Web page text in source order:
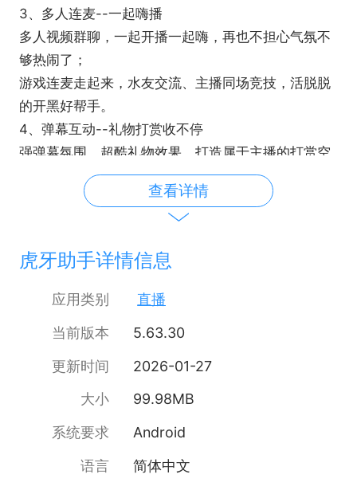
3、多人连麦--一起嗨播
多人视频群聊，一起开播一起嗨，再也不担心气氛不
够热闹了；
游戏连麦走起来，水友交流、主播同场竞技，活脱脱
的开黑好帮手。
4、弹幕互动--礼物打赏收不停
强弹幕氛围、超酷礼物效果，打造属于主播的打赏空
查看详情
虎牙助手详情信息
应用类别
直播
当前版本
5.63.30
更新时间
2026-01-27
大小
99.98MB
系统要求
Android
语言
简体中文